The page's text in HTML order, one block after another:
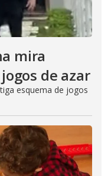
mira
de azar
esquema de jogos